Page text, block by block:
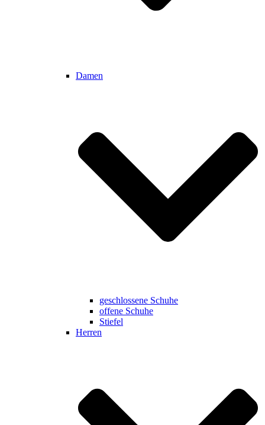
Damen
geschlossene Schuhe
offene Schuhe
Stiefel
Herren